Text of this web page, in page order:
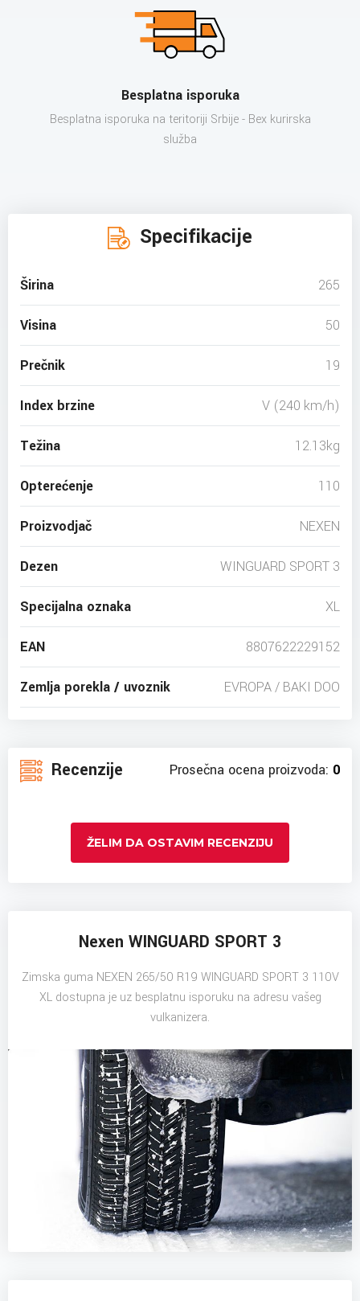
Besplatna isporuka
Besplatna isporuka na teritoriji Srbije - Bex kurirska
služba
Specifikacije
Širina 265
Visina 50
Prečnik 19
Index brzine V (240 km/h)
Težina 12.13kg
Opterećenje 110
Proizvodjač NEXEN
Dezen WINGUARD SPORT 3
Specijalna oznaka XL
EAN 8807622229152
Zemlja porekla / uvoznik EVROPA / BAKI DOO
Recenzije Prosečna ocena proizvoda: 0
ŽELIM DA OSTAVIM RECENZIJU
Nexen WINGUARD SPORT 3
Zimska guma NEXEN 265/50 R19 WINGUARD SPORT 3 110V
XL dostupna je uz besplatnu isporuku na adresu vašeg
vulkanizera.